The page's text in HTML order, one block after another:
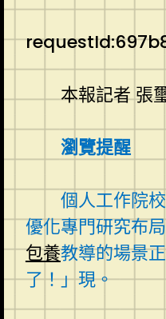
本報記者 張
瀏覽提醒
個人工作院
優化專門研究布
包養教導的場景
了！」現。